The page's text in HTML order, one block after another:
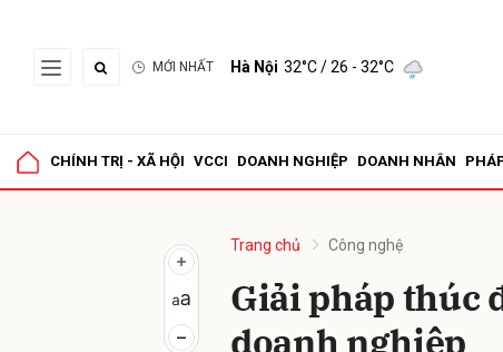
MỚI NHẤT Hà Nội 32°C/ 26 - 32°C
CHÍNH TRỊ - XÃ HỘI VCCI DOANH NGHIỆP DOANH NHÂN
Trang chủ Công nghệ
Giải pháp thúc
doanh nghiệp